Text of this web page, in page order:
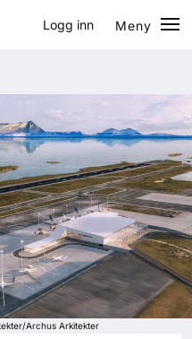
Logg inn
Meny
Archus Arkitekter